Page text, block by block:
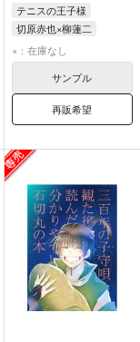
テニスの王子様
切原赤也×柳蓮二
切原赤也
日吉若
×：在庫なし
サンプル
再販希望